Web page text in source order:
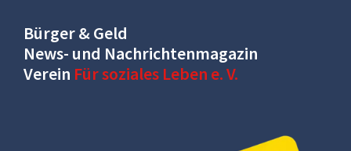
Bürger & Geld
News- und Nachrichtenmagazin
Verein Für soziales Leben e. V.